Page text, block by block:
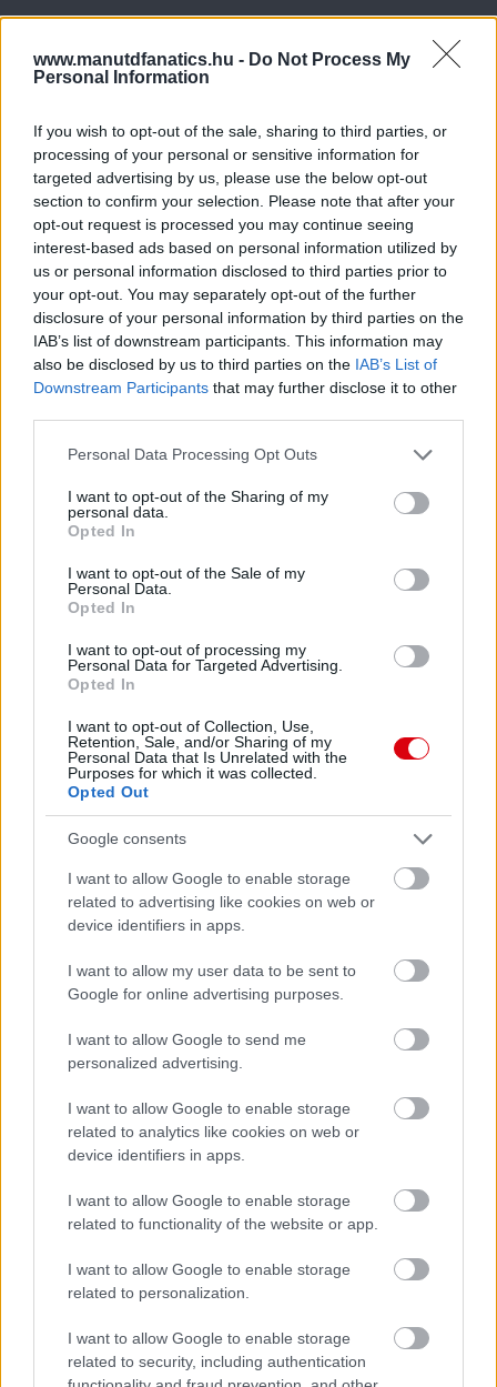
www.manutdfanatics.hu - Do Not Process My
Personal Information
If you wish to opt-out of the sale, sharing to third parties, or
processing of your personal or sensitive information for
targeted advertising by us, please use the below opt-out
section to confirm your selection. Please note that after your
opt-out request is processed you may continue seeing
interest-based ads based on personal information utilized by
us or personal information disclosed to third parties prior to
your opt-out. You may separately opt-out of the further
disclosure of your personal information by third parties on the
IAB’s list of downstream participants. This information may
also be disclosed by us to third parties on the IAB’s List of
Downstream Participants that may further disclose it to other
Please note that this website/app uses one or more Google
not limited to your visit or usage behaviour. You may click to
grant or deny consent to Google and its third-party tags to
use your data for below specified purposes in below Google
consent section.
Personal Data Processing Opt Outs
I want to opt-out of the Sharing of my
personal data.
Opted In
I want to opt-out of the Sale of my
Personal Data.
Opted In
I want to opt-out of processing my
Personal Data for Targeted Advertising.
Opted In
I want to opt-out of Collection, Use,
Retention, Sale, and/or Sharing of my
Personal Data that Is Unrelated with the
Purposes for which it was collected.
Opted Out
Google consents
I want to allow Google to enable storage
related to advertising like cookies on web or
device identifiers in apps.
I want to allow my user data to be sent to
Google for online advertising purposes.
I want to allow Google to send me
personalized advertising.
I want to allow Google to enable storage
related to analytics like cookies on web or
device identifiers in apps.
I want to allow Google to enable storage
related to functionality of the website or app.
I want to allow Google to enable storage
related to personalization.
I want to allow Google to enable storage
related to security, including authentication
Paris Saint-Germain
Manchester United
Felkészülési szezon 4. mérkőzés
Nya Ullevi, Göteborg
2026-08-08 17:00
1 nap 23 óra 8 perc 49 másodperc
AC MilanvsManchester United2026-08-15 18:00
ELŐZŐ MÉRKŐZÉSEK
Támogatás
Támogasd adományoddal
a ManUtdFanatics.hu működését!